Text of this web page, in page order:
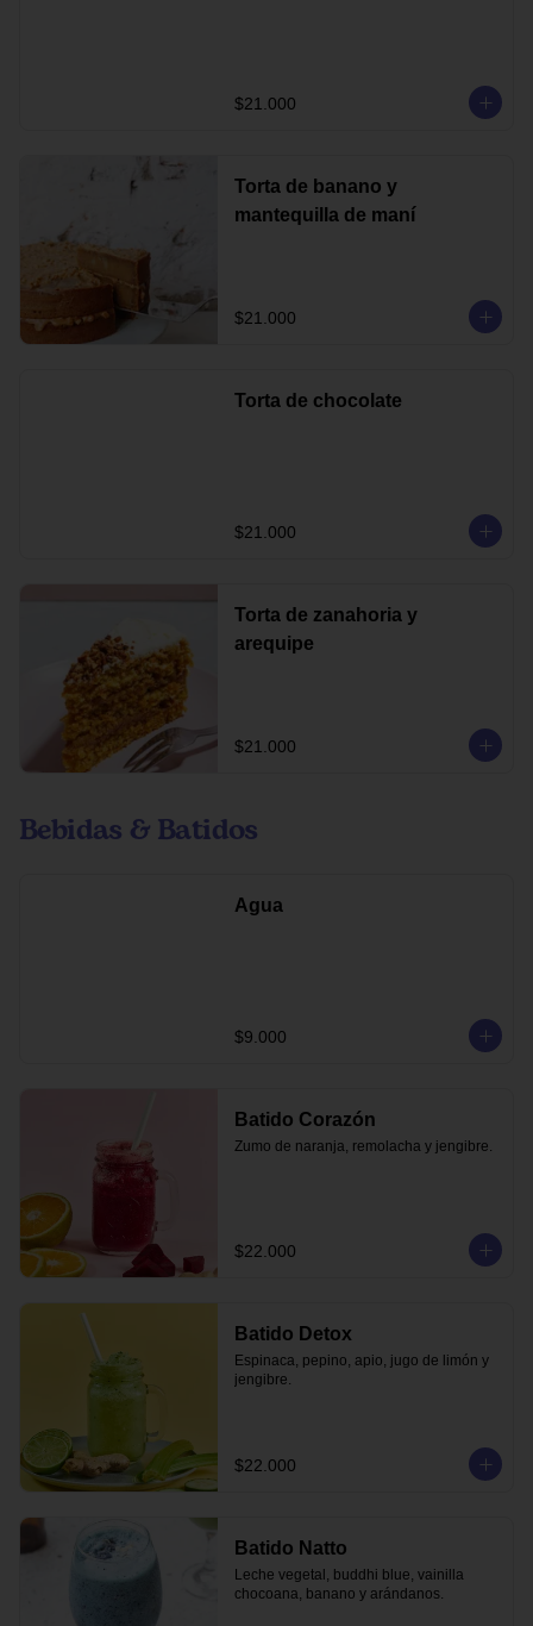
$21.000
Torta de banano y
mantequilla de maní
$21.000
Torta de chocolate
$21.000
Torta de zanahoria y
arequipe
$21.000
Bebidas & Batidos
Agua
$9.000
Batido Corazón
Zumo de naranja, remolacha y jengibre.
$22.000
Batido Detox
Espinaca, pepino, apio, jugo de limón y
jengibre.
$22.000
Batido Natto
Leche vegetal, buddhi blue, vainilla
chocoana, banano y arándanos.